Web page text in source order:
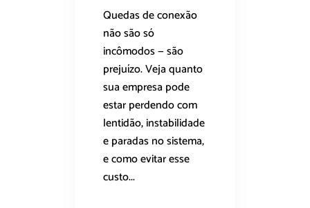
Quedas de conexão
não são só
incômodos — são
prejuízo. Veja quanto
sua empresa pode
estar perdendo com
lentidão, instabilidade
e paradas no sistema,
e como evitar esse
custo...